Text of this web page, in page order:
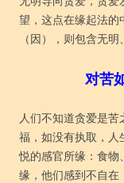
望，这点在缘起法的
（因），则包含无明
对苦
人们不知道贪爱是
福，如没有执取，人
悦的感官所缘：食物
缘，他们感到不自在